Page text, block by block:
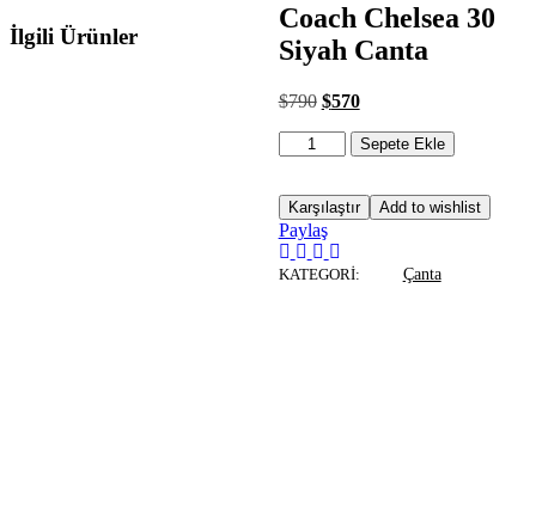
Coach Chelsea 30
Siyah Canta
$790 $570
Sepete Ekle
Karşılaştır Add to wishlist
Paylaş
KATEGORI: Çanta
İlgili Ürünler